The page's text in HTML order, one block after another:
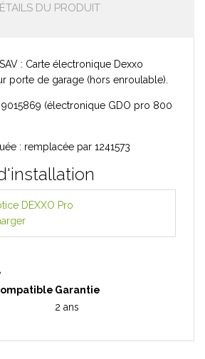
DU PRODUIT
: Carte électronique Dexxo
porte de garage (hors enroulable).
(électronique GDO pro 800
: remplacée par 1241573
DEXXO Pro
Garantie
2 ans